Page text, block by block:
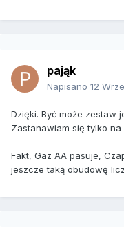
pająk
Napisano 12
Dzięki. Być może zestaw
Zastanawiam się tylko na
Fakt, Gaz AA pasuje,
jeszcze taką obudowę